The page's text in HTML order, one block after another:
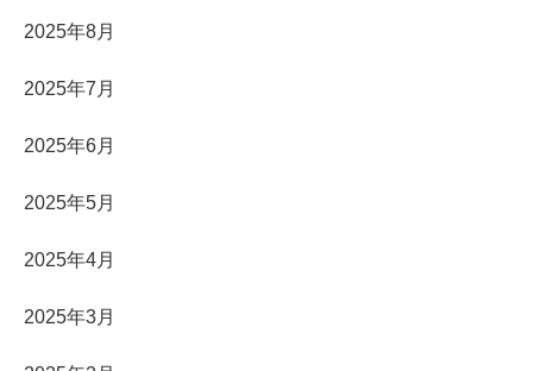
2025年8月
2025年7月
2025年6月
2025年5月
2025年4月
2025年3月